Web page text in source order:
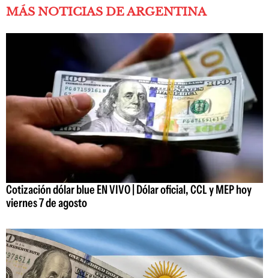
MÁS NOTICIAS DE ARGENTINA
Cotización dólar blue EN VIVO | Dólar oficial, CCL y MEP hoy
viernes 7 de agosto